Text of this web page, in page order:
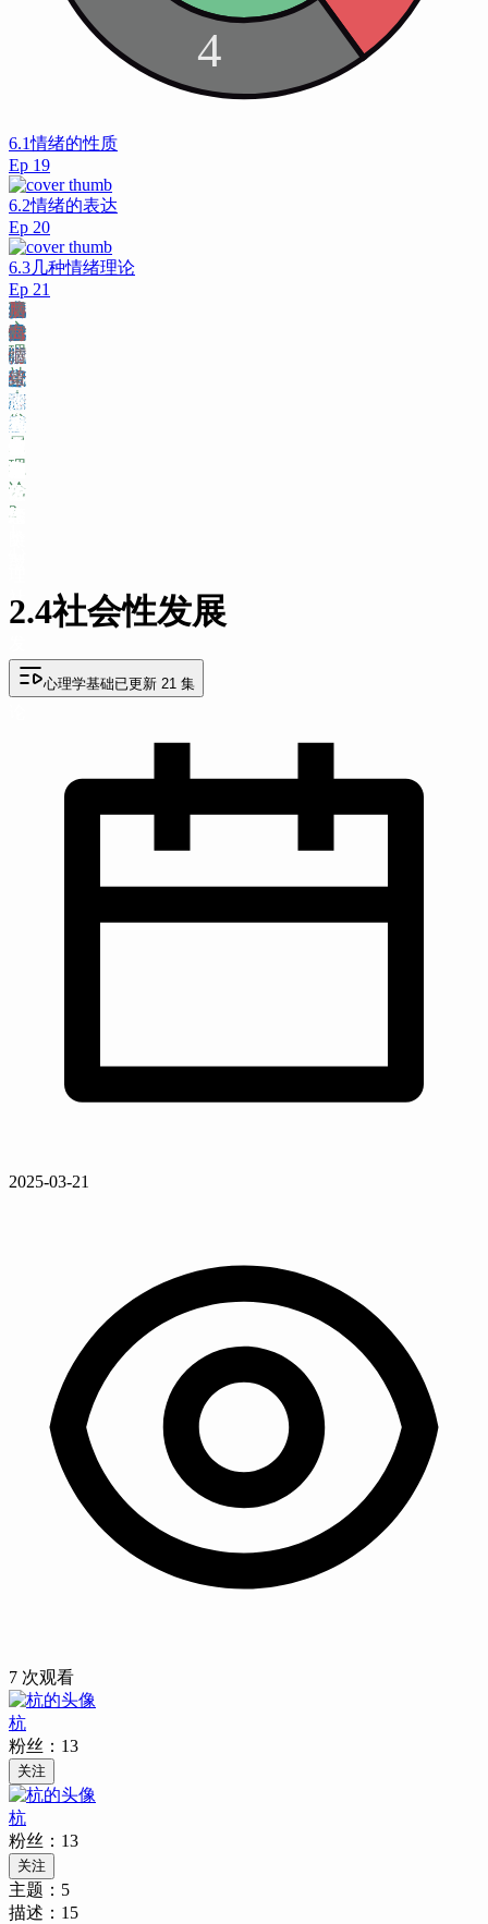
6.1情绪的性质
Ep 19
6.2情绪的表达
Ep 20
6.3几种情绪理论
Ep 21
1
心
理
社
会
发
展
理
论
2
社
会
展
理
八
阶
段
八
阶
段
两
方
面
2
两
方
面
儿
童
儿
童
老
人
老
人
八
阶
段
理
论
八
段
理
论
婴
儿
阶
段
婴
儿
段
幼
儿
阶
段
幼
儿
段
学
龄
前
阶
段
学
前
阶
段
小
学
教
育
小
学
育
高
中
大
学
阶
段
中
大
学
成
年
早
期
成
年
期
成
年
中
期
成
年
期
成
年
晚
期
成
年
期
两
方
面
两
方
面
小
猕
猴
小
猕
猴
儿
童
与
母
亲
儿
与
母
亲
儿
童
依
恋
类
型
童
依
恋
安
全
依
恋
安
全
恋
回
避
依
恋
回
避
恋
矛
盾
依
恋
矛
盾
恋
无
组
织
依
恋
无
织
依
恋
老
人
阶
段
老
人
段
后
悔
情
绪
后
悔
绪
脑
岛
脑
岛
课
程
结
束
课
程
束
2.4社会性发展
心理学基础已更新 21 集
2025-03-21
7 次观看
杭
粉丝： 13
关注
杭
粉丝： 13
关注
主题： 5
描述： 15